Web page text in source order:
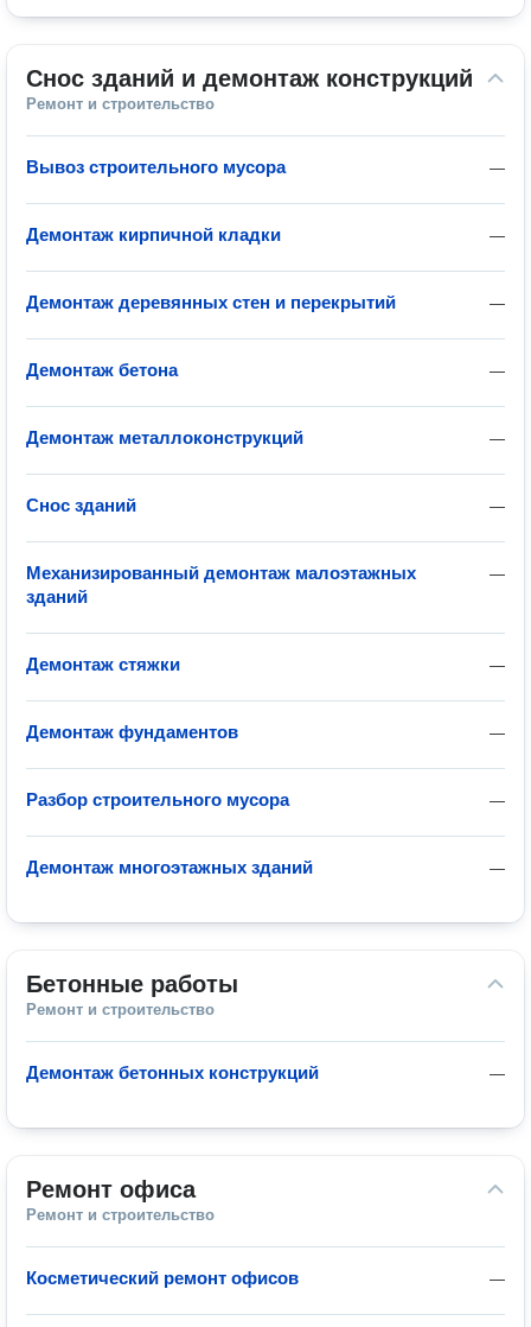
Снос зданий и демонтаж конструкций
Ремонт и строительство
—
Вывоз строительного мусора
—
Демонтаж кирпичной кладки
—
Демонтаж деревянных стен и перекрытий
—
Демонтаж бетона
—
Демонтаж металлоконструкций
—
Снос зданий
—
Механизированный демонтаж малоэтажных
зданий
—
Демонтаж стяжки
—
Демонтаж фундаментов
—
Разбор строительного мусора
—
Демонтаж многоэтажных зданий
Бетонные работы
Ремонт и строительство
—
Демонтаж бетонных конструкций
Ремонт офиса
Ремонт и строительство
—
Косметический ремонт офисов